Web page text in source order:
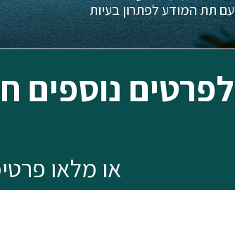
או מלאו
לפרטים נוספים חייגו 072-33-
תת המודע לפתרון בעיות